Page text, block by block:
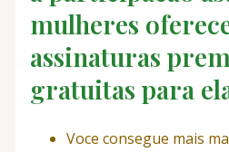
mulheres
assinaturas
gratuitas para
Voce consegue mais